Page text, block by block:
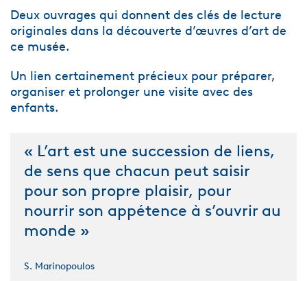
Deux ouvrages qui donnent des clés de lecture
originales dans la découverte d’œuvres d’art de
ce musée.
Un lien certainement précieux pour préparer,
organiser et prolonger une visite avec des
enfants.
« L’art est une succession de liens,
de sens que chacun peut saisir
pour son propre plaisir, pour
nourrir son appétence à s’ouvrir au
monde »
S. Marinopoulos